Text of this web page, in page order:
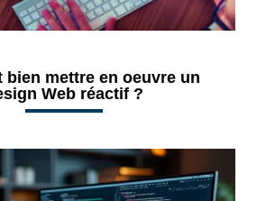
bien mettre en oeuvre un
Web réactif ?